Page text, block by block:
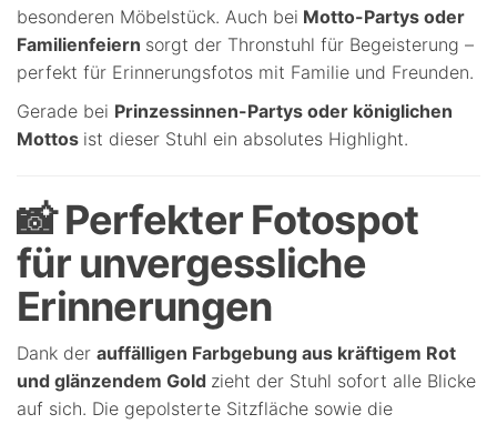
besonderen Möbelstück. Auch bei Motto-Partys oder
Familienfeiern sorgt der Thronstuhl für Begeisterung –
perfekt für Erinnerungsfotos mit Familie und Freunden.
Gerade bei Prinzessinnen-Partys oder königlichen
Mottos ist dieser Stuhl ein absolutes Highlight.
📸 Perfekter Fotospot
für unvergessliche
Erinnerungen
Dank der auffälligen Farbgebung aus kräftigem Rot
und glänzendem Gold zieht der Stuhl sofort alle Blicke
auf sich. Die gepolsterte Sitzfläche sowie die